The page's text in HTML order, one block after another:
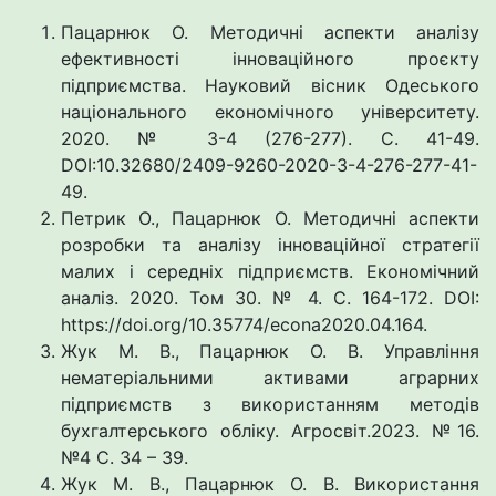
Пацарнюк О. Методичні аспекти аналізу
ефективності інноваційного проєкту
підприємства. Науковий вісник Одеського
національного економічного університету.
2020. № 3-4 (276-277). С. 41-49.
DOI:10.32680/2409-9260-2020-3-4-276-277-41-
49.
Петрик О., Пацарнюк О. Методичні аспекти
розробки та аналізу інноваційної стратегії
малих і середніх підприємств. Економічний
аналіз. 2020. Том 30. № 4. С. 164-172. DOI:
https://doi.org/10.35774/econa2020.04.164.
Жук М. В., Пацарнюк О. В. Управління
нематеріальними активами аграрних
підприємств з використанням методів
бухгалтерського обліку. Агросвіт.2023. №16.
№4 С. 34 – 39.
Жук М. В., Пацарнюк О. В. Використання